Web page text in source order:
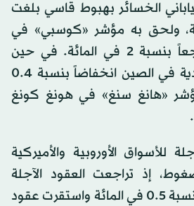
الخسائر بهبوط قاسي بلغت
المائة، ولحق به مؤشر «كوسبي» في
كوريا الجنوبية متراجعاً بنسبة 2 في المائة. في حين
سجلت الأسهم القيادية في الصين انخفاضاً بنسبة 0.4
«هانغ سنغ» في هونغ كونغ
للأسواق الأوروبية والأميركية
إذ تراجعت العقود الآجلة
للمؤشرات الأوروبية بنسبة 0.5 في المائة واستقرت عقود